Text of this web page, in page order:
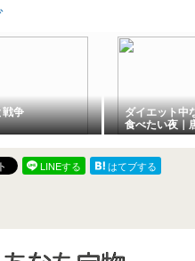
争 ダイエット中
食べたい夜｜
慢してコテッ
た日の食事記
LINEする
はてブする